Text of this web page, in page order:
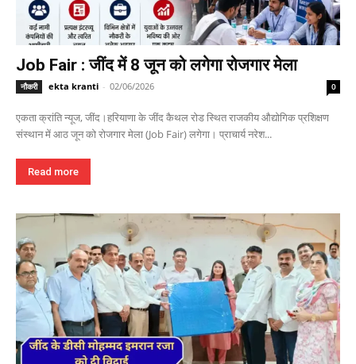
Job Fair : जींद में 8 जून को लगेगा रोजगार मेला
नौकरी ekta kranti - 02/06/2026 0
एकता क्रांति न्यूज, जींद।हरियाणा के जींद कैथल रोड स्थित राजकीय औद्योगिक प्रशिक्षण
संस्थान में आठ जून को रोजगार मेला (Job Fair) लगेगा। प्राचार्य नरेश...
Read more